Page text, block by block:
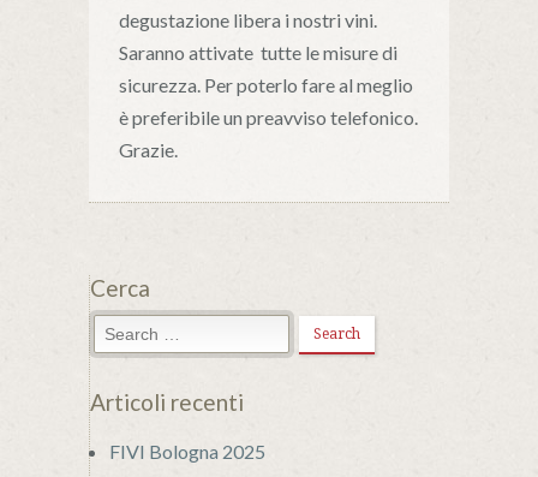
degustazione libera i nostri vini.
Saranno attivate tutte le misure di
sicurezza. Per poterlo fare al meglio
è preferibile un preavviso telefonico.
Grazie.
Cerca
Articoli recenti
FIVI Bologna 2025